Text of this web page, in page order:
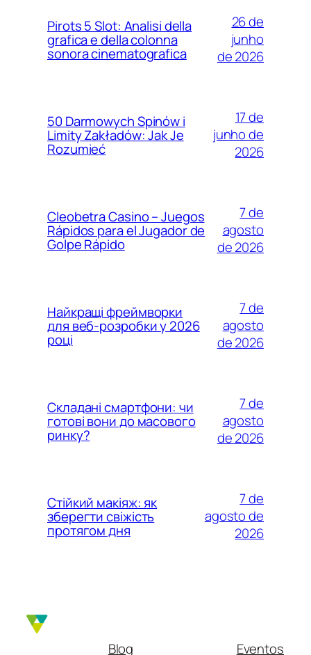
Pirots 5 Slot: Analisi della
grafica e della colonna
sonora cinematografica
26 de
junho
de 2026
50 Darmowych Spinów i
Limity Zakładów: Jak Je
Rozumieć
17 de
junho de
2026
Cleobetra Casino – Juegos
Rápidos para el Jugador de
Golpe Rápido
7 de
agosto
de 2026
Найкращі фреймворки
для веб-розробки у 2026
році
7 de
agosto
de 2026
Складані смартфони: чи
готові вони до масового
ринку?
7 de
agosto
de 2026
Стійкий макіяж: як
зберегти свіжість
протягом дня
7 de
agosto de
2026
Blog Eventos